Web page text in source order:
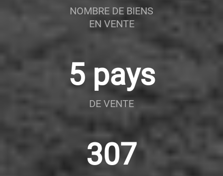
NOMBRE DE BIENS
EN VENTE
5pays
DE VENTE
307